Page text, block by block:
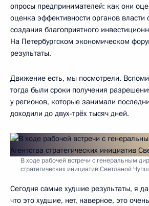
опросы предпринимателей: как они
оценка эффективности органов власти
создания благоприятного
На Петербургском экономическом
результаты.
Движение есть, мы посмотрели.
тогда были сроки получения
у регионов, которые занимали
доходили до двух-трёх тысяч дней.
В ходе рабочей встречи с генеральным
стратегических инициатив Светланой
Сегодня самые худшие результаты, я
что это худшие, нет, наверное, это